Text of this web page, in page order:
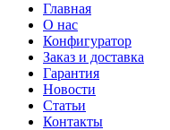
Главная
О нас
Конфигуратор
Заказ и доставка
Гарантия
Новости
Статьи
Контакты